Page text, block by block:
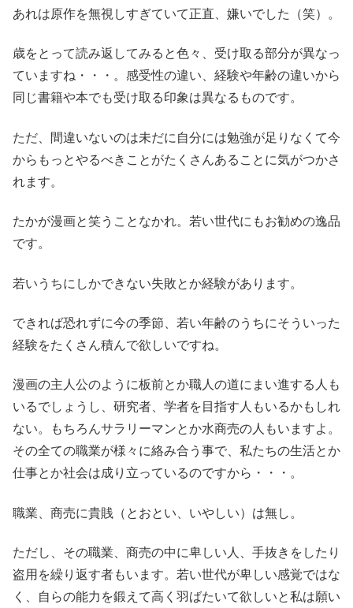
あれは原作を無視しすぎていて正直、嫌いでした（笑）。
歳をとって読み返してみると色々、受け取る部分が異なっ
ていますね・・・。感受性の違い、経験や年齢の違いから
同じ書籍や本でも受け取る印象は異なるものです。
ただ、間違いないのは未だに自分には勉強が足りなくて今
からもっとやるべきことがたくさんあることに気がつかさ
れます。
たかが漫画と笑うことなかれ。若い世代にもお勧めの逸品
です。
若いうちにしかできない失敗とか経験があります。
できれば恐れずに今の季節、若い年齢のうちにそういった
経験をたくさん積んで欲しいですね。
漫画の主人公のように板前とか職人の道にまい進する人も
いるでしょうし、研究者、学者を目指す人もいるかもしれ
ない。もちろんサラリーマンとか水商売の人もいますよ。
その全ての職業が様々に絡み合う事で、私たちの生活とか
仕事とか社会は成り立っているのですから・・・。
職業、商売に貴賎（とおとい、いやしい）は無し。
ただし、その職業、商売の中に卑しい人、手抜きをしたり
盗用を繰り返す者もいます。若い世代が卑しい感覚ではな
く、自らの能力を鍛えて高く羽ばたいて欲しいと私は願い